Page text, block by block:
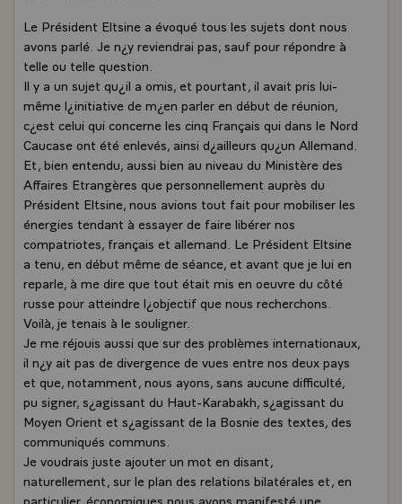
Le Président Eltsine a évoqué tous les sujets dont nous
avons parlé. Je n¿y reviendrai pas, sauf pour répondre à
telle ou telle question.
Il y a un sujet qu¿il a omis, et pourtant, il avait pris lui-
même l¿initiative de m¿en parler en début de réunion,
c¿est celui qui concerne les cinq Français qui dans le Nord
Caucase ont été enlevés, ainsi d¿ailleurs qu¿un Allemand.
Et, bien entendu, aussi bien au niveau du Ministère des
Affaires Etrangères que personnellement auprès du
Président Eltsine, nous avions tout fait pour mobiliser les
énergies tendant à essayer de faire libérer nos
compatriotes, français et allemand. Le Président Eltsine
a tenu, en début même de séance, et avant que je lui en
reparle, à me dire que tout était mis en oeuvre du côté
russe pour atteindre l¿objectif que nous recherchons.
Voilà, je tenais à le souligner.
Je me réjouis aussi que sur des problèmes internationaux,
il n¿y ait pas de divergence de vues entre nos deux pays
et que, notamment, nous ayons, sans aucune difficulté,
pu signer, s¿agissant du Haut-Karabakh, s¿agissant du
Moyen Orient et s¿agissant de la Bosnie des textes, des
communiqués communs.
Je voudrais juste ajouter un mot en disant,
naturellement, sur le plan des relations bilatérales et, en
particulier, économiques nous avons manifesté une